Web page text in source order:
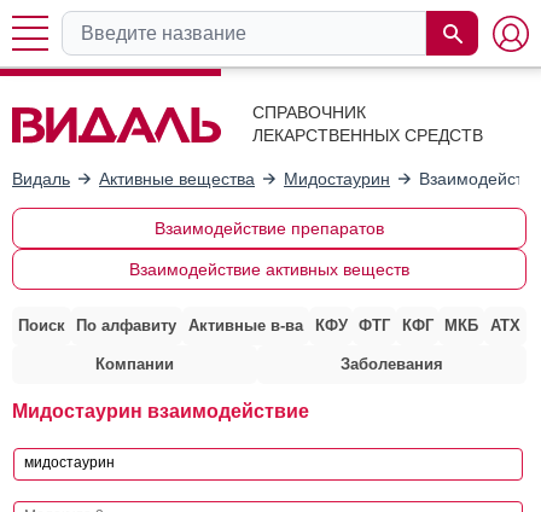
СПРАВОЧНИК
ЛЕКАРСТВЕННЫХ СРЕДСТВ
Видаль Активные вещества Мидостаурин
Взаимодействие препаратов
Взаимодействие активных веществ
Поиск По алфавиту Активные в-ва КФУ ФТГ КФГ МКБ АТХ
Компании Заболевания
Мидостаурин взаимодействие